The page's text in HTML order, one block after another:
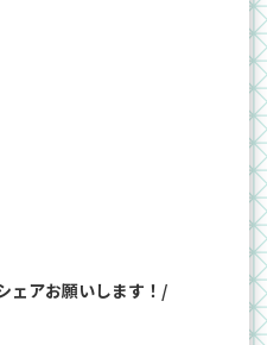
ェアお願いします！/